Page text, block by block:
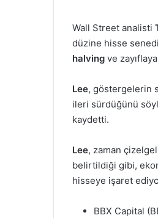
Wall Street analisti
düzine hisse
halving ve
Lee, göstergelerin
ileri sürdüğünü
kaydetti.
Lee, zaman
belirtildiği gibi,
hisseye işaret
BBX Capital